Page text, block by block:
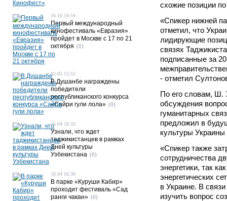
схожие позиции
«Спикер нижней
отметил, что
лидирующие
связях
подписанные за
- отметил
По его словам, Ш.
обсуждения
гуманитарных
предложил в
культуры
«Спикер также
сотрудничества
энергетики, так
энергетических
в Украине. В
изучить вопрос
16.10 14:54
Первый международный
кинофестиваль «Евразия»
пройдет в Москве с 17 по 21
октября (0)
02.05 15:52
В Душанбе награждены
победители
республиканского конкурса
«Сайри гули лола» (0)
16.04 16:33
Узнали, что ждет
таджикистанцев в рамках
Дней культуры
Узбекистана (0)
16.04 16:30
В парке «Куруши Кабир»
проходит фестиваль «Сад
ранги чакан» (0)